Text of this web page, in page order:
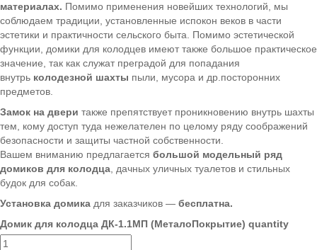
материалах. Помимо применения новейших технологий, мы
соблюдаем традиции, установленные испокон веков в части
эстетики и практичности сельского быта. Помимо эстетической
функции, домики для колодцев имеют также большое практическое
значение, так как служат преградой для попадания
внутрь колодезной шахты пыли, мусора и др.посторонних
предметов.
Замок на двери также препятствует проникновению внутрь шахты
тем, кому доступ туда нежелателен по целому ряду соображений
безопасности и защиты частной собственности.
Вашем вниманию предлагается большой модельный ряд
домиков для колодца, дачных уличных туалетов и стильных
будок для собак.
Установка домика для заказчиков — бесплатна.
Домик для колодца ДК-1.1МП (МеталоПокрытие) quantity